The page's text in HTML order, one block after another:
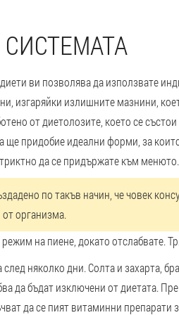
ви позволява да използвате
изгаряйки излишните мазнини,
от диетолозите, което се
ще придобие идеални форми, за
да се придържате към менюто.
по такъв начин, че човек
организма.
на пиене, докато отслабвате.
няколко дни. Солта и захарта,
да бъдат изключени от диетата.
да се пият витаминни препарати